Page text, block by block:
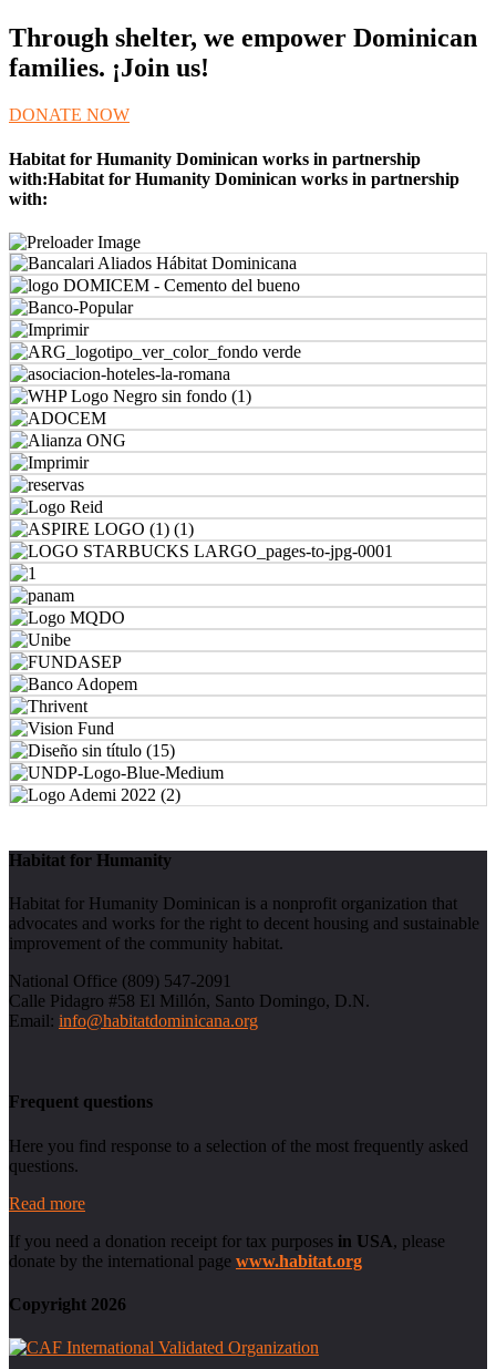
Through shelter, we empower Dominican
families. ¡Join us!
DONATE NOW
Habitat for Humanity Dominican works in partnership
with:Habitat for Humanity Dominican works in partnership
with:
Habitat for Humanity
Habitat for Humanity Dominican is a nonprofit organization that
advocates and works for the right to decent housing and sustainable
improvement of the community habitat.
National Office (809) 547-2091
Calle Pidagro #58 El Millón, Santo Domingo, D.N.
Email: info@habitatdominicana.org
Frequent questions
Here you find response to a selection of the most frequently asked
questions.
Read more
If you need a donation receipt for tax purposes in USA, please
donate by the international page www.habitat.org
Copyright 2026